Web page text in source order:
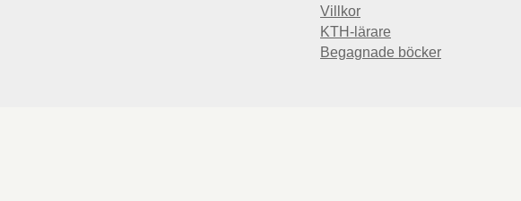
Villkor
KTH-lärare
Begagnade böcker